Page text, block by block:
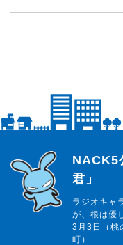
らじっと君
NACK5
君」
ラジオキャ
が、根は優
3月3日（桃
町）